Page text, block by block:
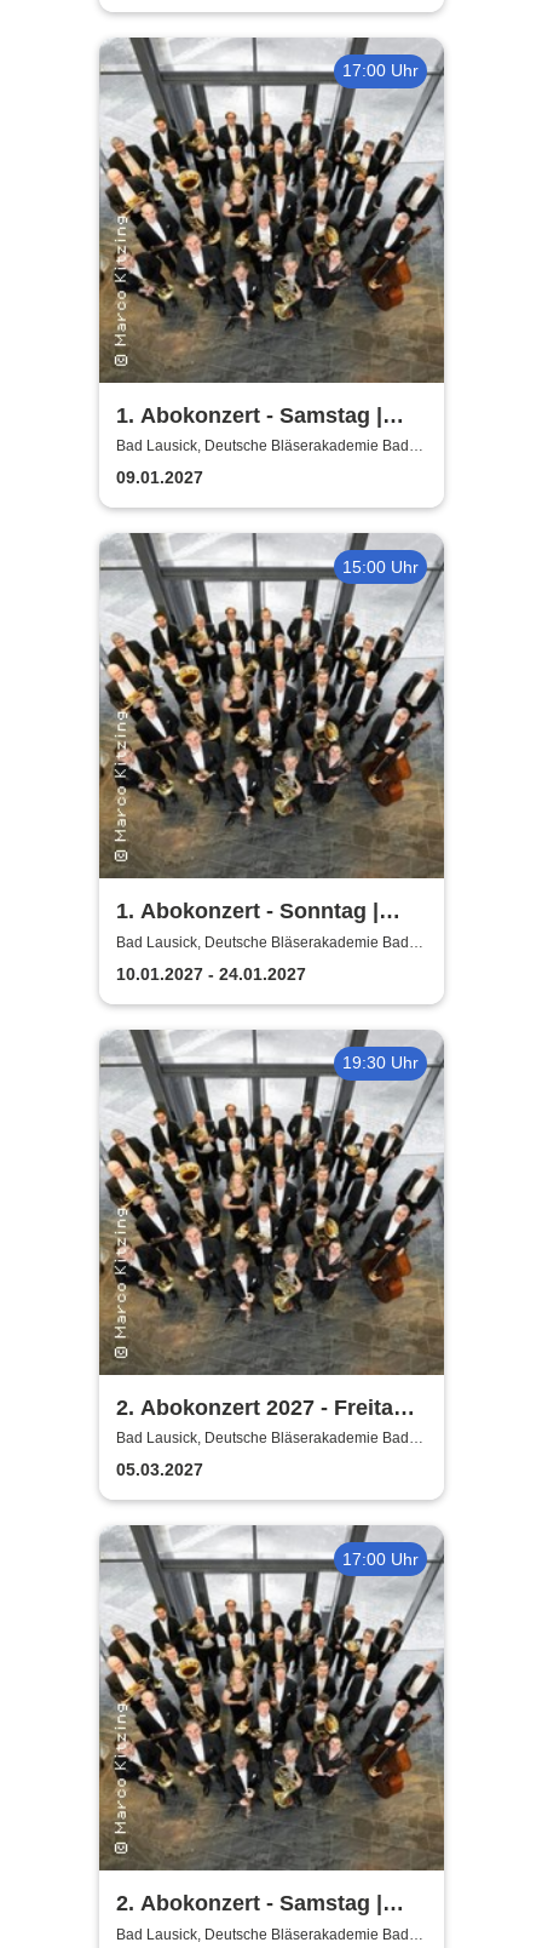
17:00 Uhr
1. Abokonzert - Samstag |
Sächsische
Bläserphilharmonie
Bad Lausick, Deutsche Bläserakademie Bad
Lausick
09.01.2027
15:00 Uhr
1. Abokonzert - Sonntag |
Sächsische
Bläserphilharmonie
Bad Lausick, Deutsche Bläserakademie Bad
Lausick
10.01.2027 - 24.01.2027
19:30 Uhr
2. Abokonzert 2027 - Freitag |
Sächsische
Bläserphilharmonie
Bad Lausick, Deutsche Bläserakademie Bad
Lausick
05.03.2027
17:00 Uhr
2. Abokonzert - Samstag |
Sächsische
Bad Lausick, Deutsche Bläserakademie Bad